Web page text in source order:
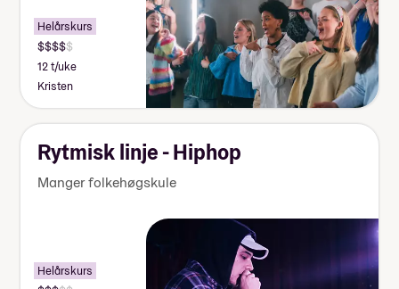
Helårskurs
12 t/uke
Kristen
Rytmisk linje - Hiphop
Manger folkehøgskule
Helårskurs